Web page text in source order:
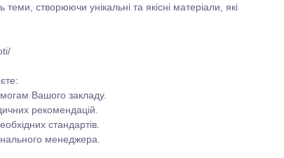
створюючи унікальні та якісні матеріали, які
Вашого закладу.
рекомендацій.
стандартів.
менеджера.